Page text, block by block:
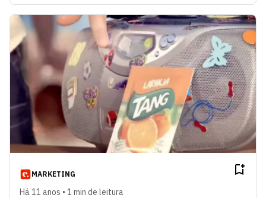
MARKETING
Há 11 anos • 1 min de leitura